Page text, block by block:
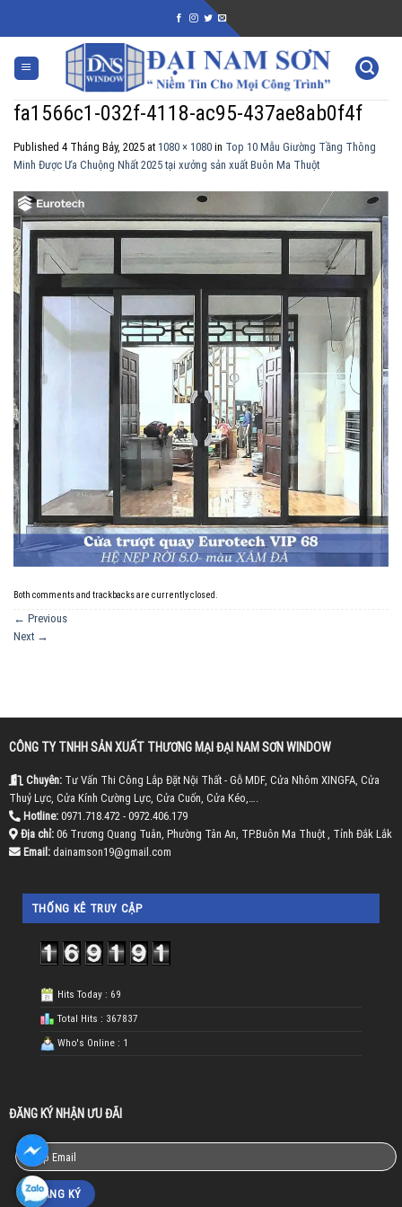
fa1566c1-032f-4118-ac95-437ae8ab0f4f
Published 4 Tháng Bảy, 2025 at 1080 × 1080 in Top 10 Mẫu Giường Tầng Thông
Minh Được Ưa Chuộng Nhất 2025 tại xưởng sản xuất Buôn Ma Thuột
Both comments and trackbacks are currently closed.
← Previous
Next →
CÔNG TY TNHH SẢN XUẤT THƯƠNG MẠI ĐẠI NAM SƠN WINDOW
Chuyên:Tư Vấn Thi Công Lắp Đặt Nội Thất - Gỗ MDF, Cửa Nhôm XINGFA, Cửa
Thuỷ Lực, Cửa Kính Cường Lực, Cửa Cuốn, Cửa Kéo,….
Hotline:0971.718.472 - 0972.406.179
Địa chỉ:06 Trương Quang Tuân, Phường Tân An, TP.Buôn Ma Thuột , Tỉnh Đắk Lắk
Email:dainamson19@gmail.com
THỐNG KÊ TRUY CẬP
Hits Today : 69
Total Hits : 367837
Who's Online : 1
ĐĂNG KÝ NHẬN ƯU ĐÃI